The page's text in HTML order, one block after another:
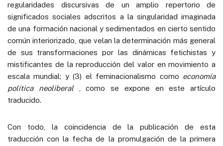
regularidades discursivas de un amplio repertorio de
significados sociales adscritos a la singularidad imaginada
de una formación nacional y sedimentados en cierto sentido
común interiorizado, que velan la determinación más general
de sus transformaciones por las dinámicas fetichistas y
mistificantes de la reproducción del valor en movimiento a
escala mundial; y (3) el feminacionalismo como economía
política neoliberal, como se expone en este artículo
traducido.
Con todo, la coincidencia de la publicación de esta
traducción con la fecha de la promulgación de la primera